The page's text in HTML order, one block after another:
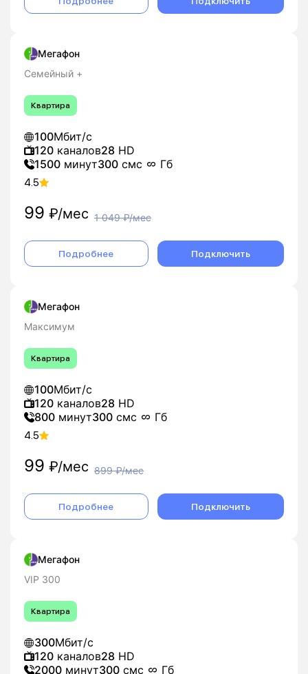
Мегафон
Семейный +
Квартира
100Мбит/с
120 каналов28 HD
1500 минут300 смс Гб
4.5
99 ₽/мес 1 049₽/мес
Подробнее Подключить
Мегафон
Максимум
Квартира
100Мбит/с
120 каналов28 HD
800 минут300 смс Гб
4.5
99 ₽/мес 899₽/мес
Подробнее Подключить
Мегафон
VIP 300
Квартира
300Мбит/с
120 каналов28 HD
2000 минут300 смс Гб